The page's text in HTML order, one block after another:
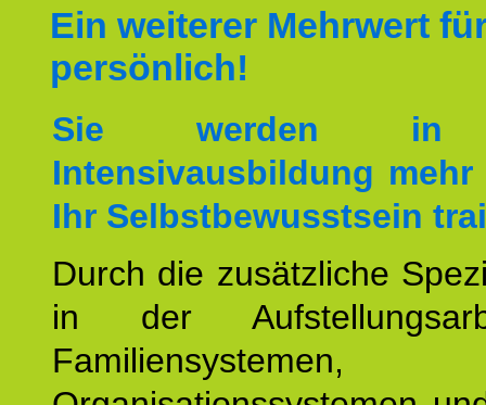
Ein weiterer Mehrwert
persönlich!
Sie werden in
Intensivausbildung
Ihr Selbstbewusstsein
Durch die zusätzliche
in der
Familiensystemen,